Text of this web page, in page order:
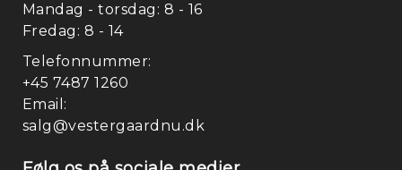
Mandag - torsdag: 8 - 16
Fredag: 8 - 14
Telefonnummer:
+45 7487 1260
Email:
salg@vestergaardnu.dk